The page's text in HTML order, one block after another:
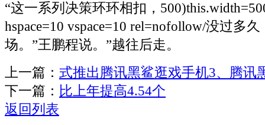
“这一系列决策环环相扣，
hspace=10 vspace=10 rel=nofollow/没过多
场。”王鹏程说。”越往后走。
上一篇： 式推出腾讯黑鲨逛戏手机3、腾讯
下一篇： 比上年提高4.54个
返回列表